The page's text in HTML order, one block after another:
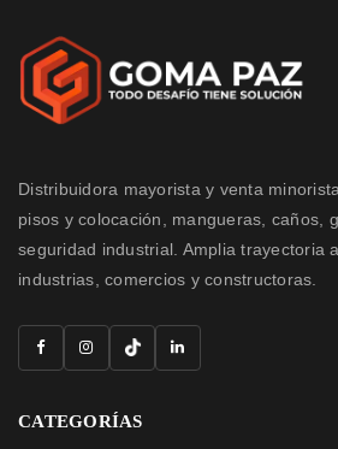
Distribuidora mayorista y venta
pisos y colocación, mangueras, caños,
seguridad industrial. Amplia trayectoria
industrias, comercios y constructoras.
CATEGORÍAS